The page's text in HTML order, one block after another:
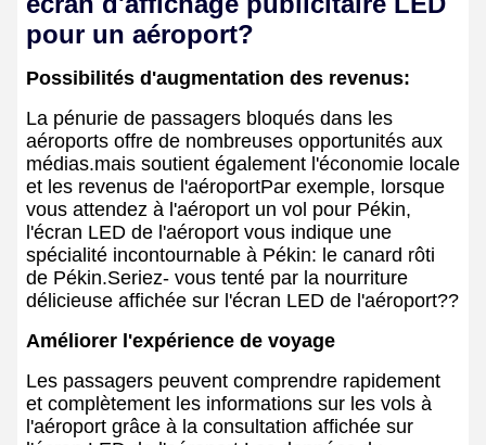
pour un aéroport?
Possibilités d'augmentation des revenus:
La pénurie de passagers bloqués dans les
aéroports offre de nombreuses opportunités aux
médias.mais soutient également l'économie locale
et les revenus de l'aéroportPar exemple, lorsque
vous attendez à l'aéroport un vol pour Pékin,
l'écran LED de l'aéroport vous indique une
spécialité incontournable à Pékin: le canard rôti
de Pékin.Seriez- vous tenté par la nourriture
délicieuse affichée sur l'écran LED de l'aéroport??
Améliorer l'expérience de voyage
Les passagers peuvent comprendre rapidement
et complètement les informations sur les vols à
l'aéroport grâce à la consultation affichée sur